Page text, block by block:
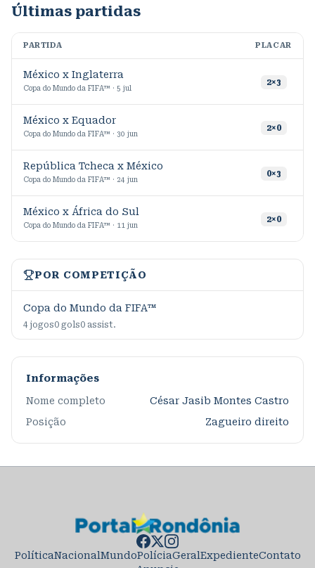
Últimas partidas
PARTIDA PLACAR
México x Inglaterra
Copa do Mundo da FIFA™ · 5 jul
2×3
México x Equador
Copa do Mundo da FIFA™ · 30 jun
2×0
República Tcheca x México
Copa do Mundo da FIFA™ · 24 jun
0×3
México x África do Sul
Copa do Mundo da FIFA™ · 11 jun
2×0
POR COMPETIÇÃO
Copa do Mundo da FIFA™
4 jogos0 gols0 assist.
Informações
Nome completo
César Jasib Montes Castro
Posição
Zagueiro direito
PolíticaNacionalMundoPolíciaGeralExpedienteContato